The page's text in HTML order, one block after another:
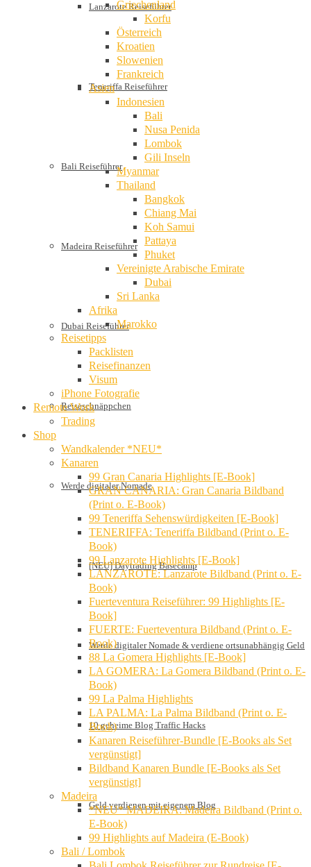
Lanzarote Reiseführer
Teneriffa Reiseführer
Bali Reiseführer
Madeira Reiseführer
Dubai Reiseführer
Reiseschnäppchen
Werde digitaler Nomade
[NEU] Daytrading Basecamp
Werde digitaler Nomade & verdiene ortsunabhängig Geld
10 geheime Blog Traffic Hacks
Geld verdienen mit eigenem Blog
Griechenland
Korfu
Österreich
Kroatien
Slowenien
Frankreich
Asien
Indonesien
Bali
Nusa Penida
Lombok
Gili Inseln
Myanmar
Thailand
Bangkok
Chiang Mai
Koh Samui
Pattaya
Phuket
Vereinigte Arabische Emirate
Dubai
Sri Lanka
Afrika
Marokko
Reisetipps
Packlisten
Reisefinanzen
Visum
iPhone Fotografie
Remote Work
Trading
Shop
Wandkalender *NEU*
Kanaren
99 Gran Canaria Highlights [E-Book]
GRAN CANARIA: Gran Canaria Bildband
(Print o. E-Book)
99 Teneriffa Sehenswürdigkeiten [E-Book]
TENERIFFA: Teneriffa Bildband (Print o. E-
Book)
99 Lanzarote Highlights [E-Book]
LANZAROTE: Lanzarote Bildband (Print o. E-
Book)
Fuerteventura Reiseführer: 99 Highlights [E-
Book]
FUERTE: Fuerteventura Bildband (Print o. E-
Book)
88 La Gomera Highlights [E-Book]
LA GOMERA: La Gomera Bildband (Print o. E-
Book)
99 La Palma Highlights
LA PALMA: La Palma Bildband (Print o. E-
Book)
Kanaren Reiseführer-Bundle [E-Books als Set
vergünstigt]
Bildband Kanaren Bundle [E-Books als Set
vergünstigt]
Madeira
*NEU* MADEIRA: Madeira Bildband (Print o.
E-Book)
99 Highlights auf Madeira (E-Book)
Bali / Lombok